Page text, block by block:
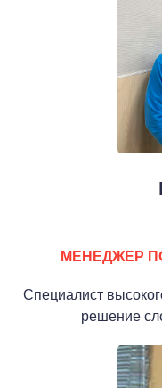
МЕНЕДЖЕР
Специалист
решение